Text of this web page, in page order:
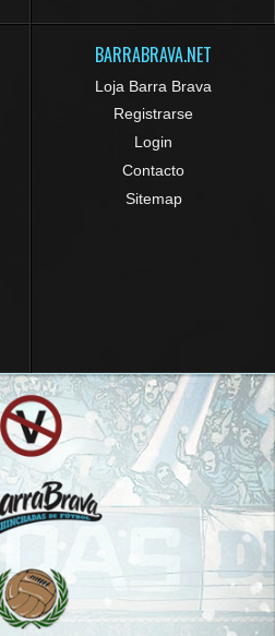
BARRABRAVA.NET
Loja Barra Brava
Registrarse
Login
Contacto
Sitemap